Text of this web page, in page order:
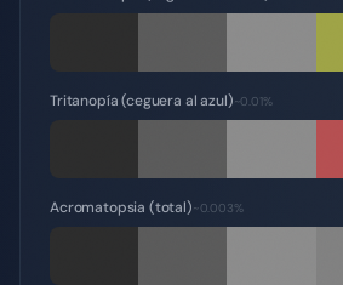
Tritanopía (ceguera al azul)~0.01%
Acromatopsia (total)~0.003%